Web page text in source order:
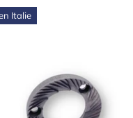
Italie